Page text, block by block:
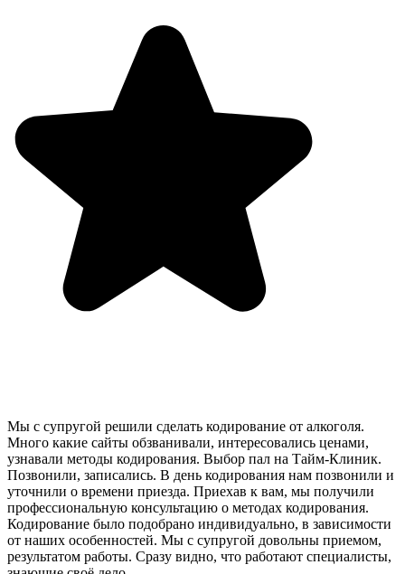
Мы с супругой решили сделать кодирование от алкоголя.
Много какие сайты обзванивали, интересовались ценами,
узнавали методы кодирования. Выбор пал на Тайм-Клиник.
Позвонили, записались. В день кодирования нам позвонили и
уточнили о времени приезда. Приехав к вам, мы получили
профессиональную консультацию о методах кодирования.
Кодирование было подобрано индивидуально, в зависимости
от наших особенностей. Мы с супругой довольны приемом,
результатом работы. Сразу видно, что работают специалисты,